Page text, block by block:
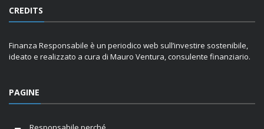
CREDITS
Finanza Responsabile è un periodico web sull’investire sostenibile,
ideato e realizzato a cura di Mauro Ventura, consulente finanziario.
PAGINE